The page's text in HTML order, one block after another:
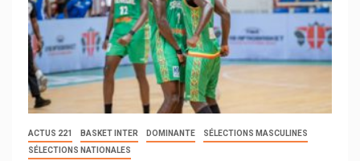
ACTUS 221 BASKET INTER DOMINANTE
SÉLECTIONS MASCULINES
SÉLECTIONS NATIONALES